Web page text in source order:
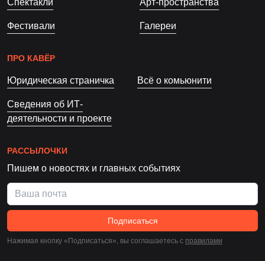
Фестивали Галереи
ПРО КАВЁР
Юридическая страничка Всё о комьюнити
Сведения об ИТ-
деятельности и проекте
РАССЫЛОЧКИ
Пишем о новостях и главных событиях
Подписаться
Нажимая кнопку «Подписаться», вы соглашаетесь c правилами